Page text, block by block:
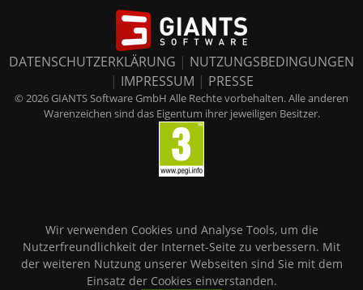
DATENSCHUTZERKLÄRUNG | NUTZUNGSBEDINGUNGEN
| IMPRESSUM | PRESSE
© 2026 GIANTS Software GmbH Alle Rechte vorbehalten. Alle anderen
Warenzeichen sind das Eigentum ihrer jeweiligen Besitzer.
Wir verwenden Cookies und Analyse Tools, um die
Nutzerfreundlichkeit der Internet-Seite zu verbessern. Mit
der weiteren Nutzung unserer Webseiten sind Sie mit dem
Einsatz der Cookies einverstanden.